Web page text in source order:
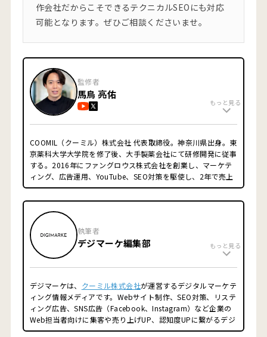
作会社だからこそできるテクニカルSEOにも対応
可能となります。ぜひご相談くださいませ。
もっと見る
監修者
馬鳥 亮佑
COOMIL（クーミル）株式会社 代表取締役。神奈川県出身。東
京薬科大学大学院を修了後、大手製薬会社にて研修開発に従事
する。2016年にファングロウス株式会社を創業し、マーケテ
ィング、広告運用、YouTube、SEO対策を駆使し、2年で売上
1億円強かつ利益率40%強の会社へとグロースさせ、株式譲
渡。YouTubeチャンネルのプロデュース・原稿制作・出演・撮
影・編集の全てを自ら行い、運営10ヶ月で登録者数1万人突破
させる(現在3万人越え)。IT業界だけでなく実店舗経営の知見
を活かし、クライアント様の課題の本質を捉えて、「結果が出
るマーケティング施策」をご提案致します。サイトを公開後も
運用をお任せ頂き、サイトだけでなく「事業規模の拡大を目指
す」ことがクーミルのモットーです。
■経歴
2014年 東京薬科大学大学院終了
2014年 第一三共株式会社
2016年 ファングロウス株式会社 創業
2019年 一般社団法人スーパースカルプ発毛協会（FC本部）
もっと見る
執筆者
デジマーケ編集部
デジマーケは、 クーミル株式会社が運営するデジタルマーケテ
ィング情報メディアです。Webサイト制作、SEO対策、リステ
ィング広告、SNS広告（Facebook、Instagram）など企業の
Web担当者向けに集客や売り上げUP、認知度UPに繋がるデジ
タルマーケティング情報を配信するメディアサイトです。